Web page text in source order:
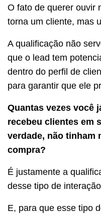
O fato de querer ouvir
torna um cliente, mas
A qualificação não
que o lead tem
dentro do perfil de
para garantir que ele
Quantas vezes você
recebeu clientes em
verdade, não tinham
compra?
É justamente a
desse tipo de
E, para que esse tipo